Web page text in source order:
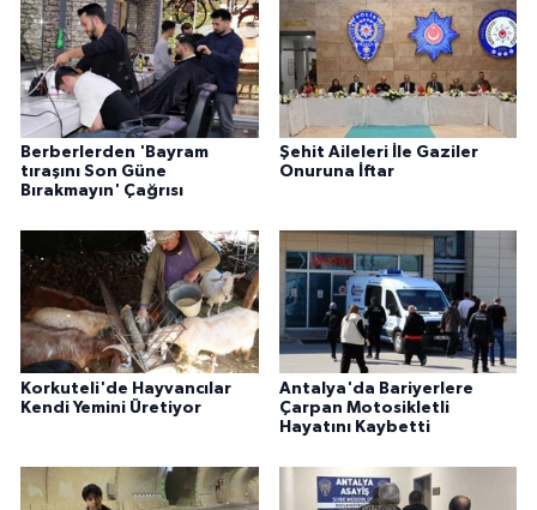
Berberlerden 'Bayram
tıraşını Son Güne
Bırakmayın' Çağrısı
Şehit Aileleri İle Gaziler
Onuruna İftar
Korkuteli'de Hayvancılar
Kendi Yemini Üretiyor
Antalya'da Bariyerlere
Çarpan Motosikletli
Hayatını Kaybetti